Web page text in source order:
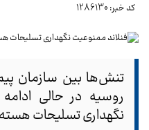
کد خبر: 1286130
تنش‌ها بین سازمان
روسیه در حالی
نگهداری تسلیحات